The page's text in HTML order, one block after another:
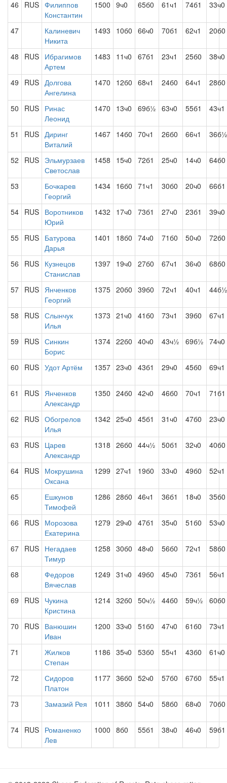
46 RUS Филиппов
Константин
1500 9ч0 65б0 61ч1 74б1 33ч0
47
Калиневич
Никита
1493 10б0 66ч0 70б1 62ч1 20б0
48 RUS Ибрагимов
Артем
1483 11ч0 67б1 23ч1 25б0 38ч0
49 RUS Долгова
Ангелина
1470 12б0 68ч1 24б0 64ч1 28б0
50 RUS Ринас
Леонид
1470 13ч0 69б½ 63ч0 55б1 43ч1
51 RUS Диринг
Виталий
1467 14б0 70ч1 26б0 66ч1 36б½
52 RUS Эльмурзаев
Светослав
1458 15ч0 72б1 25ч0 14ч0 64б0
53
Бочкарев
Георгий
1434 16б0 71ч1 30б0 20ч0 66б1
54 RUS Воротников
Юрий
1432 17ч0 73б1 27ч0 23б1 39ч0
55 RUS Батурова
Дарья
1401 18б0 74ч0 71б0 50ч0 72б0
56 RUS Кузнецов
Станислав
1397 19ч0 27б0 67ч1 36ч0 68б0
57 RUS Янченков
Георгий
1375 20б0 39б0 72ч1 40ч1 44б½
58 RUS Слынчук
Илья
1373 21ч0 41б0 73ч1 39б0 67ч1
59 RUS Синкин
Борис
1374 22б0 40ч0 43ч½ 69б½ 74ч0
60 RUS Удот Артём 1357 23ч0 43б1 29ч0 45б0 69ч1
61 RUS Янченков
Александр
1350 24б0 42ч0 46б0 70ч1 71б1
62 RUS Обогрелов
Илья
1342 25ч0 45б1 31ч0 47б0 23ч0
63 RUS Царев
Александр
1318 26б0 44ч½ 50б1 32ч0 40б0
64 RUS Мокрушина
Оксана
1299 27ч1 19б0 33ч0 49б0 52ч1
65
Ешкунов
Тимофей
1286 28б0 46ч1 36б1 18ч0 35б0
66 RUS Морозова
Екатерина
1279 29ч0 47б1 35ч0 51б0 53ч0
67 RUS Негадаев
Тимур
1258 30б0 48ч0 56б0 72ч1 58б0
68
Федоров
Вячеслав
1249 31ч0 49б0 45ч0 73б1 56ч1
69 RUS Чукина
Кристина
1214 32б0 50ч½ 44б0 59ч½ 60б0
70 RUS Ванюшин
Иван
1200 33ч0 51б0 47ч0 61б0 73ч1
71
Жилков
Степан
1186 35ч0 53б0 55ч1 43б0 61ч0
72
Сидоров
Платон
1177 36б0 52ч0 57б0 67б0 55ч1
73 Замазий Рея 1011 38б0 54ч0 58б0 68ч0 70б0
74 RUS Романенко
Лев
1000 8б0 55б1 38ч0 46ч0 59б1